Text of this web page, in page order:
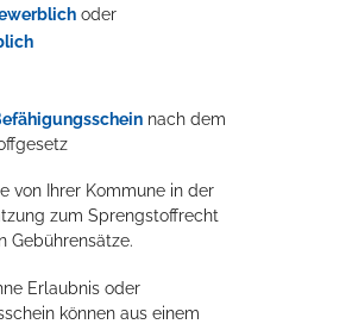
oder
nach dem
von Ihrer Kommune in der
zum Sprengstoffrecht
Gebührensätze.
Erlaubnis oder
können aus einem